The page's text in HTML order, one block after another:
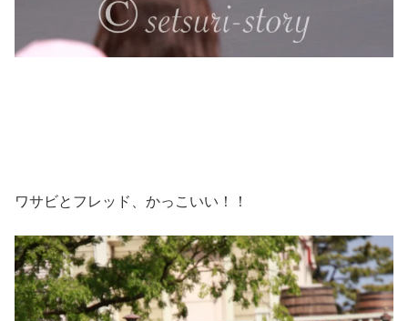
ワサビとフレッド、かっこいい！！